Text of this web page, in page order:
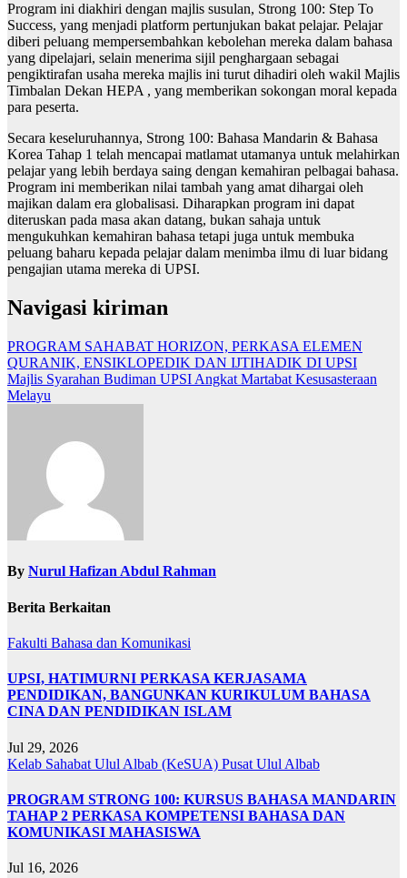
Program ini diakhiri dengan majlis susulan, Strong 100: Step To
Success, yang menjadi platform pertunjukan bakat pelajar. Pelajar
diberi peluang mempersembahkan kebolehan mereka dalam bahasa
yang dipelajari, selain menerima sijil penghargaan sebagai
pengiktirafan usaha mereka majlis ini turut dihadiri oleh wakil Majlis
Timbalan Dekan HEPA , yang memberikan sokongan moral kepada
para peserta.
Secara keseluruhannya, Strong 100: Bahasa Mandarin & Bahasa
Korea Tahap 1 telah mencapai matlamat utamanya untuk melahirkan
pelajar yang lebih berdaya saing dengan kemahiran pelbagai bahasa.
Program ini memberikan nilai tambah yang amat dihargai oleh
majikan dalam era globalisasi. Diharapkan program ini dapat
diteruskan pada masa akan datang, bukan sahaja untuk
mengukuhkan kemahiran bahasa tetapi juga untuk membuka
peluang baharu kepada pelajar dalam menimba ilmu di luar bidang
pengajian utama mereka di UPSI.
Navigasi kiriman
PROGRAM SAHABAT HORIZON, PERKASA ELEMEN
QURANIK, ENSIKLOPEDIK DAN IJTIHADIK DI UPSI
Majlis Syarahan Budiman UPSI Angkat Martabat Kesusasteraan
Melayu
By Nurul Hafizan Abdul Rahman
Berita Berkaitan
Fakulti Bahasa dan Komunikasi
UPSI, HATIMURNI PERKASA KERJASAMA
PENDIDIKAN, BANGUNKAN KURIKULUM BAHASA
CINA DAN PENDIDIKAN ISLAM
Jul 29, 2026
Kelab Sahabat Ulul Albab (KeSUA) Pusat Ulul Albab
PROGRAM STRONG 100: KURSUS BAHASA MANDARIN
TAHAP 2 PERKASA KOMPETENSI BAHASA DAN
KOMUNIKASI MAHASISWA
Jul 16, 2026